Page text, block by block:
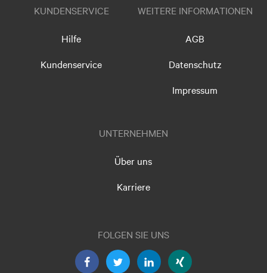
KUNDENSERVICE
Hilfe
Kundenservice
WEITERE INFORMATIONEN
AGB
Datenschutz
Impressum
UNTERNEHMEN
Über uns
Karriere
FOLGEN SIE UNS